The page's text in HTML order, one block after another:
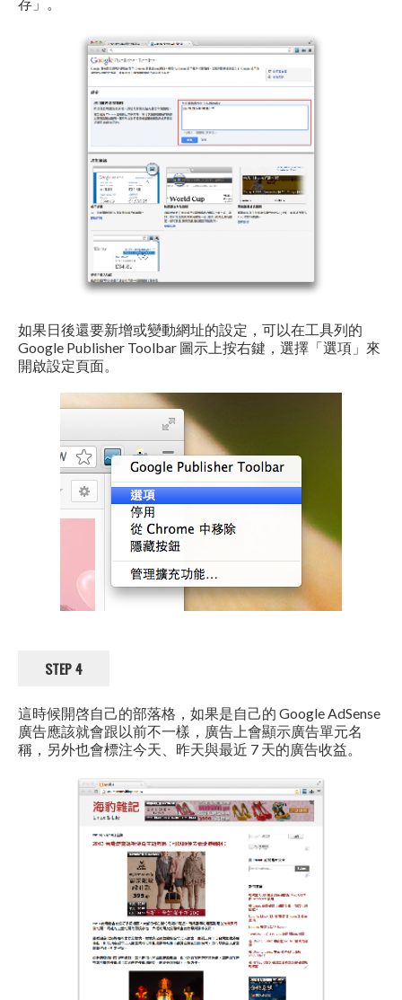
存」。
如果日後還要新增或變動網址的設定，可以在工具列的
Google Publisher Toolbar 圖示上按右鍵，選擇「選項」來
開啟設定頁面。
STEP 4
這時候開啓自己的部落格，如果是自己的 Google AdSense
廣告應該就會跟以前不一樣，廣告上會顯示廣告單元名
稱，另外也會標注今天、昨天與最近 7 天的廣告收益。